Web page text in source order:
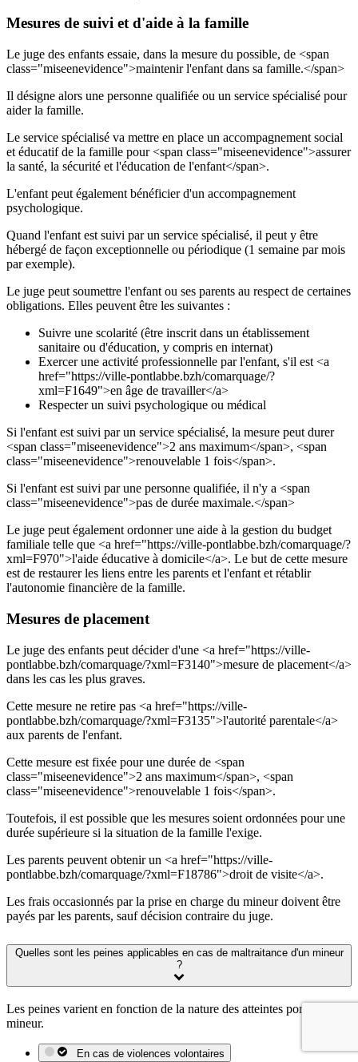
Mesures de suivi et d'aide à la famille
Le juge des enfants essaie, dans la mesure du possible, de <span
class="miseenevidence">maintenir l'enfant dans sa famille.</span>
Il désigne alors une personne qualifiée ou un service spécialisé pour
aider la famille.
Le service spécialisé va mettre en place un accompagnement social
et éducatif de la famille pour <span class="miseenevidence">assurer
la santé, la sécurité et l'éducation de l'enfant</span>.
L'enfant peut également bénéficier d'un accompagnement
psychologique.
Quand l'enfant est suivi par un service spécialisé, il peut y être
hébergé de façon exceptionnelle ou périodique (1 semaine par mois
par exemple).
Le juge peut soumettre l'enfant ou ses parents au respect de certaines
obligations. Elles peuvent être les suivantes :
Suivre une scolarité (être inscrit dans un établissement
sanitaire ou d'éducation, y compris en internat)
Exercer une activité professionnelle par l'enfant, s'il est <a
href="https://ville-pontlabbe.bzh/comarquage/?
xml=F1649">en âge de travailler</a>
Respecter un suivi psychologique ou médical
Si l'enfant est suivi par un service spécialisé, la mesure peut durer
<span class="miseenevidence">2 ans maximum</span>, <span
class="miseenevidence">renouvelable 1 fois</span>.
Si l'enfant est suivi par une personne qualifiée, il n'y a <span
class="miseenevidence">pas de durée maximale.</span>
Le juge peut également ordonner une aide à la gestion du budget
familiale telle que <a href="https://ville-pontlabbe.bzh/comarquage/?
xml=F970">l'aide éducative à domicile</a>. Le but de cette mesure
est de restaurer les liens entre les parents et l'enfant et rétablir
l'autonomie financière de la famille.
Mesures de placement
Le juge des enfants peut décider d'une <a href="https://ville-
pontlabbe.bzh/comarquage/?xml=F3140">mesure de placement</a>
dans les cas les plus graves.
Cette mesure ne retire pas <a href="https://ville-
pontlabbe.bzh/comarquage/?xml=F3135">l'autorité parentale</a>
aux parents de l'enfant.
Cette mesure est fixée pour une durée de <span
class="miseenevidence">2 ans maximum</span>, <span
class="miseenevidence">renouvelable 1 fois</span>.
Toutefois, il est possible que les mesures soient ordonnées pour une
durée supérieure si la situation de la famille l'exige.
Les parents peuvent obtenir un <a href="https://ville-
pontlabbe.bzh/comarquage/?xml=F18786">droit de visite</a>.
Les frais occasionnés par la prise en charge du mineur doivent être
payés par les parents, sauf décision contraire du juge.
Quelles sont les peines applicables en cas de maltraitance d'un mineur
?
Les peines varient en fonction de la nature des atteintes portées au
mineur.
En cas de violences volontaires